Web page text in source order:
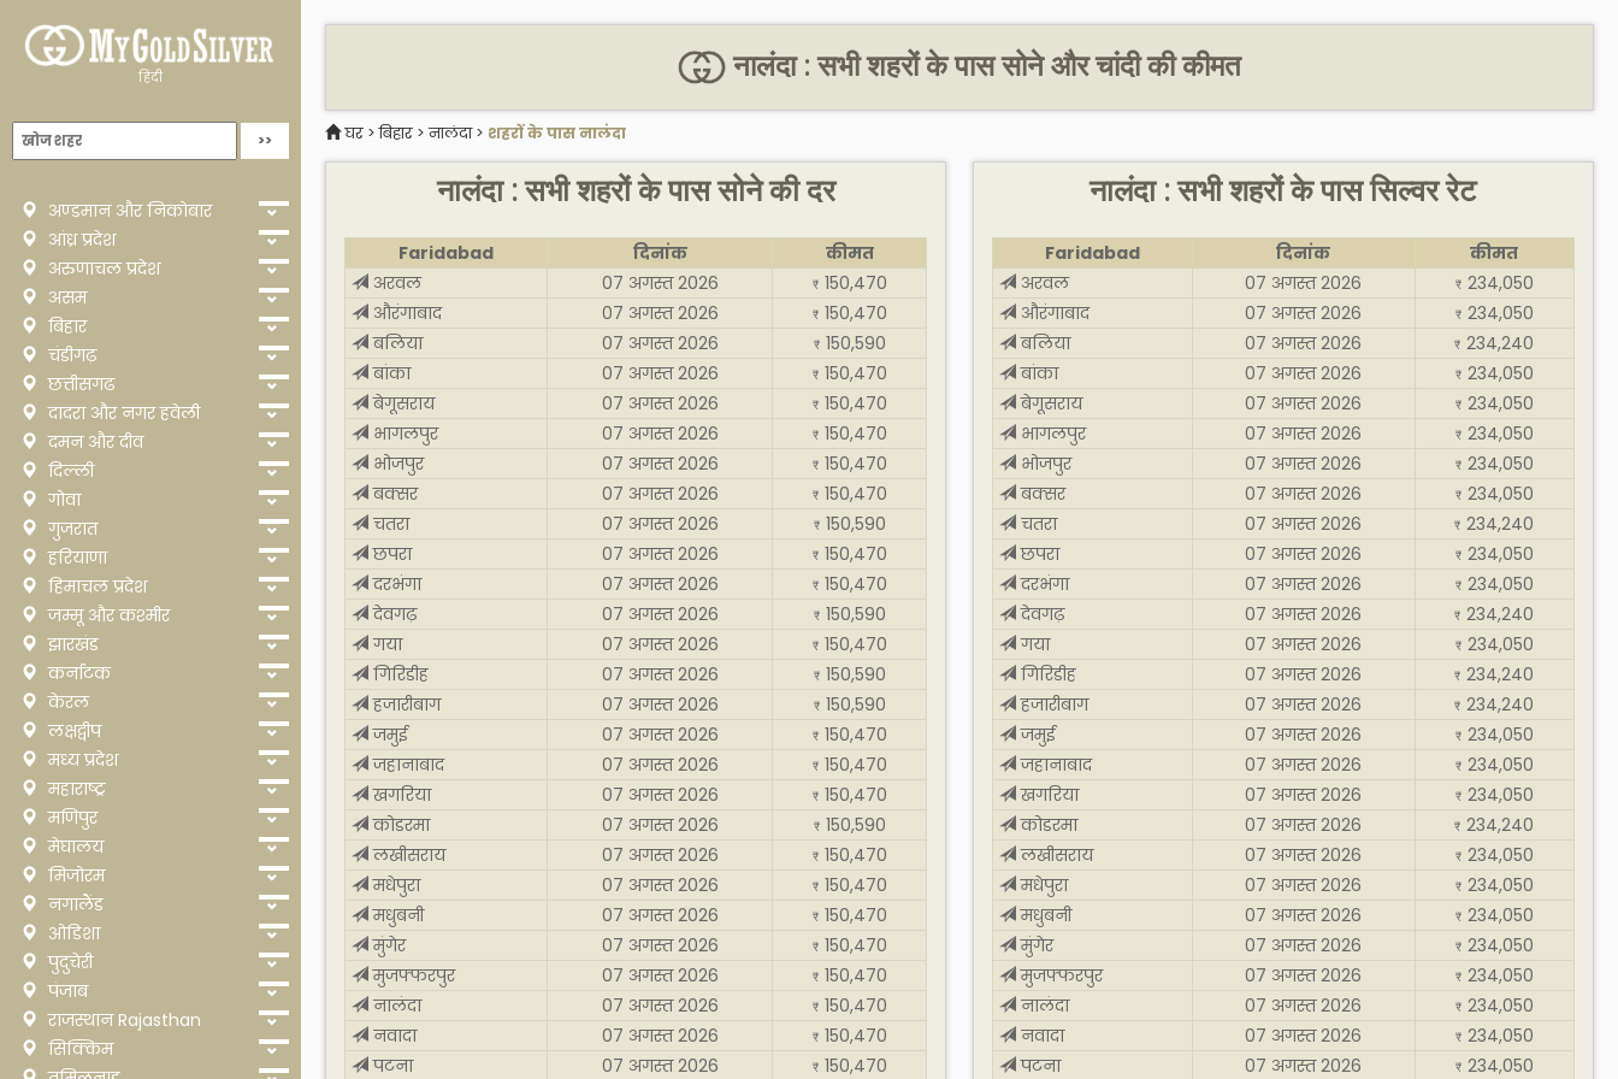
हिंदी
अण्डमान और निकोबार
आंध्र प्रदेश
अरुणाचल प्रदेश
असम
बिहार
चंडीगढ़
छत्तीसगढ
दादरा और नगर हवेली
दमन और दीव
दिल्ली
गोवा
गुजरात
हरियाणा
हिमाचल प्रदेश
जम्मू और कश्मीर
झारखंड
कर्नाटक
केरल
लक्षद्वीप
मध्य प्रदेश
महाराष्ट्र
मणिपुर
मेघालय
मिजोरम
नगालैंड
ओडिशा
पुदुचेरी
पंजाब
राजस्थान Rajasthan
सिक्किम
नालंदा : सभी शहरों के पास सोने और चांदी की कीमत
घर >बिहार >नालंदा> शहरों के पास नालंदा
नालंदा : सभी शहरों के पास सोने की दर
Faridabad दिनांक
कीमत
अरवल
07 अगस्त 2026 ₹ 150,470
औरंगाबाद
07 अगस्त 2026 ₹ 150,470
बलिया
07 अगस्त 2026 ₹ 150,590
बांका
07 अगस्त 2026 ₹ 150,470
बेगूसराय
07 अगस्त 2026 ₹ 150,470
भागलपुर
07 अगस्त 2026 ₹ 150,470
भोजपुर
07 अगस्त 2026 ₹ 150,470
बक्सर
07 अगस्त 2026 ₹ 150,470
चतरा
07 अगस्त 2026 ₹ 150,590
छपरा
07 अगस्त 2026 ₹ 150,470
दरभंगा
07 अगस्त 2026 ₹ 150,470
देवगढ़
07 अगस्त 2026 ₹ 150,590
गया
07 अगस्त 2026 ₹ 150,470
गिरिडीह
07 अगस्त 2026 ₹ 150,590
हजारीबाग
07 अगस्त 2026 ₹ 150,590
जमुई
07 अगस्त 2026 ₹ 150,470
जहानाबाद
07 अगस्त 2026 ₹ 150,470
खगरिया
07 अगस्त 2026 ₹ 150,470
कोडरमा
07 अगस्त 2026 ₹ 150,590
लखीसराय
07 अगस्त 2026 ₹ 150,470
मधेपुरा
07 अगस्त 2026 ₹ 150,470
मधुबनी
07 अगस्त 2026 ₹ 150,470
मुंगेर
07 अगस्त 2026 ₹ 150,470
मुजफ्फरपुर
07 अगस्त 2026 ₹ 150,470
नालंदा
07 अगस्त 2026 ₹ 150,470
नवादा
07 अगस्त 2026 ₹ 150,470
पटना
07 अगस्त 2026 ₹ 150,470
नालंदा : सभी शहरों के पास सिल्वर रेट
Faridabad दिनांक
कीमत
अरवल
07 अगस्त 2026 ₹ 234,050
औरंगाबाद
07 अगस्त 2026 ₹ 234,050
बलिया
07 अगस्त 2026 ₹ 234,240
बांका
07 अगस्त 2026 ₹ 234,050
बेगूसराय
07 अगस्त 2026 ₹ 234,050
भागलपुर
07 अगस्त 2026 ₹ 234,050
भोजपुर
07 अगस्त 2026 ₹ 234,050
बक्सर
07 अगस्त 2026 ₹ 234,050
चतरा
07 अगस्त 2026 ₹ 234,240
छपरा
07 अगस्त 2026 ₹ 234,050
दरभंगा
07 अगस्त 2026 ₹ 234,050
देवगढ़
07 अगस्त 2026 ₹ 234,240
गया
07 अगस्त 2026 ₹ 234,050
गिरिडीह
07 अगस्त 2026 ₹ 234,240
हजारीबाग
07 अगस्त 2026 ₹ 234,240
जमुई
07 अगस्त 2026 ₹ 234,050
जहानाबाद
07 अगस्त 2026 ₹ 234,050
खगरिया
07 अगस्त 2026 ₹ 234,050
कोडरमा
07 अगस्त 2026 ₹ 234,240
लखीसराय
07 अगस्त 2026 ₹ 234,050
मधेपुरा
07 अगस्त 2026 ₹ 234,050
मधुबनी
07 अगस्त 2026 ₹ 234,050
मुंगेर
07 अगस्त 2026 ₹ 234,050
मुजफ्फरपुर
07 अगस्त 2026 ₹ 234,050
नालंदा
07 अगस्त 2026 ₹ 234,050
नवादा
07 अगस्त 2026 ₹ 234,050
पटना
07 अगस्त 2026 ₹ 234,050